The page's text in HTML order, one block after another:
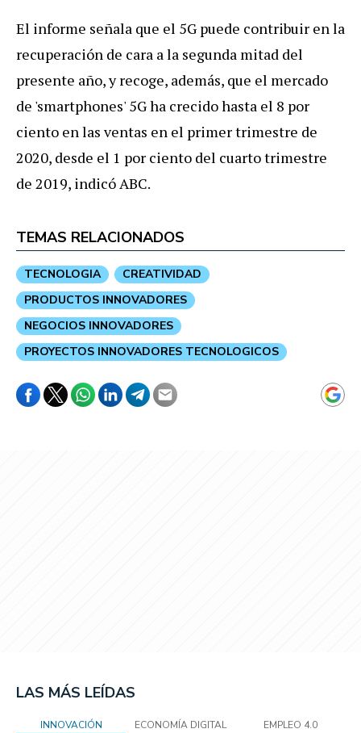
El informe señala que el 5G puede contribuir en la
recuperación de cara a la segunda mitad del
presente año, y recoge, además, que el mercado
de 'smartphones' 5G ha crecido hasta el 8 por
ciento en las ventas en el primer trimestre de
2020, desde el 1 por ciento del cuarto trimestre
de 2019, indicó ABC.
TEMAS RELACIONADOS
TECNOLOGIA
CREATIVIDAD
PRODUCTOS INNOVADORES
NEGOCIOS INNOVADORES
PROYECTOS INNOVADORES TECNOLOGICOS
LAS MÁS LEÍDAS
INNOVACIÓN ECONOMÍA DIGITAL EMPLEO 4.0